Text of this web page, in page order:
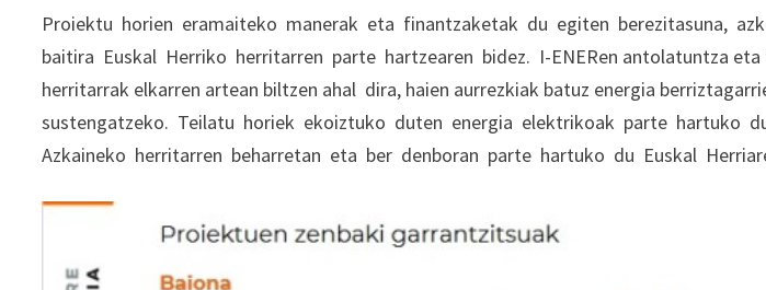
Proiektu horien eramaiteko manerak eta finantzaketak du egiten berezitasuna,
baitira Euskal Herriko herritarren parte hartzearen bidez. I-ENERen antolatuntza eta
herritarrak elkarren artean biltzen ahal dira, haien aurrezkiak batuz energia
sustengatzeko. Teilatu horiek ekoiztuko duten energia elektrikoak parte hartuko
Azkaineko herritarren beharretan eta ber denboran parte hartuko du Euskal